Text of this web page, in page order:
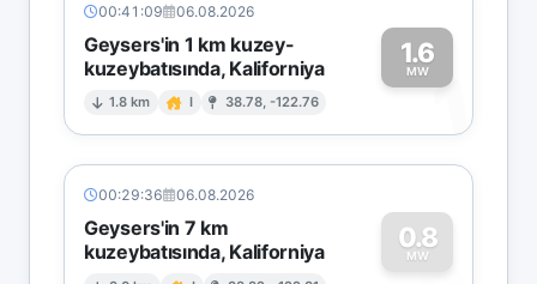
00:41:09 06.08.2026
Geysers'in 1 km kuzey-
kuzeybatısında, Kaliforniya
1.8 km I 38.78, -122.76
1.6
MW1
00:29:36 06.08.2026
Geysers'in 7 km
kuzeybatısında, Kaliforniya
0.8
MW